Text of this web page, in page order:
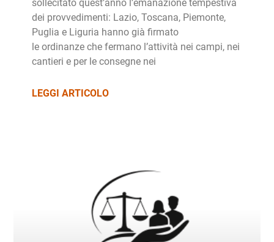
sollecitato quest’anno l’emanazione tempestiva
dei provvedimenti: Lazio, Toscana, Piemonte,
Puglia e Liguria hanno già firmato
le ordinanze che fermano l’attività nei campi, nei
cantieri e per le consegne nei
LEGGI ARTICOLO